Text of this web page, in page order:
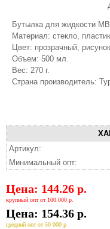
Бутылка для жидкости
Материал: стекло,
Цвет: прозрачный,
Объем: 500 мл.
Вес: 270 г.
Страна производитель:
Артикул:
Минимальный опт:
Цена: 144.26 р.
крупный опт от 100 000 р.
Цена: 154.36 р.
средний опт от 50 000 р.